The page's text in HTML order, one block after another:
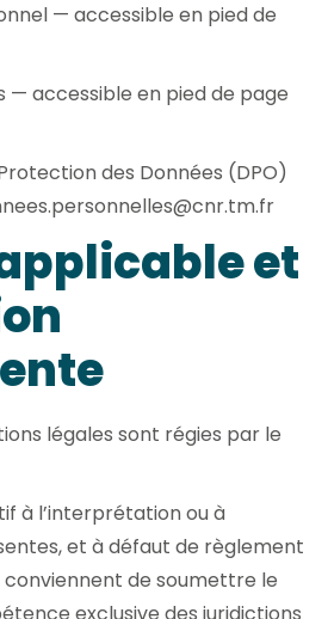
— accessible en pied de
— accessible en pied de page
des Données (DPO)
et
légales sont régies par le
à l’interprétation ou à
et à défaut de règlement
de soumettre le